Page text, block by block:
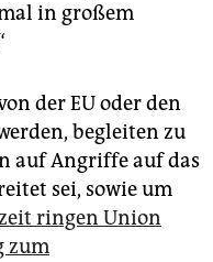
in großem
der EU oder den
begleiten zu
auf Angriffe auf das
sei, sowie um
ringen Union
zum